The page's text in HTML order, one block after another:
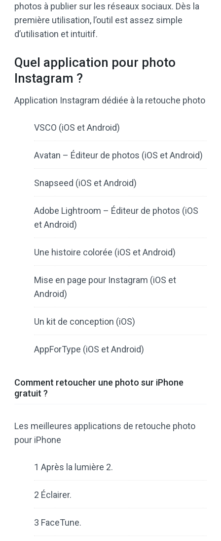
photos à publier sur les réseaux sociaux. Dès la
première utilisation, l’outil est assez simple
d’utilisation et intuitif.
Quel application pour photo
Instagram ?
Application Instagram dédiée à la retouche photo
VSCO (iOS et Android)
Avatan – Éditeur de photos (iOS et Android)
Snapseed (iOS et Android)
Adobe Lightroom – Éditeur de photos (iOS
et Android)
Une histoire colorée (iOS et Android)
Mise en page pour Instagram (iOS et
Android)
Un kit de conception (iOS)
AppForType (iOS et Android)
Comment retoucher une photo sur iPhone
gratuit ?
Les meilleures applications de retouche photo
pour iPhone
1 Après la lumière 2.
2 Éclairer.
3 FaceTune.